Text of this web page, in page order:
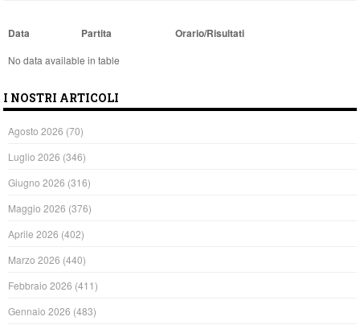
Data Partita Orario/Risultati
No data available in table
I NOSTRI ARTICOLI
Agosto 2026 (70)
Luglio 2026 (346)
Giugno 2026 (316)
Maggio 2026 (376)
Aprile 2026 (402)
Marzo 2026 (440)
Febbraio 2026 (411)
Gennaio 2026 (483)